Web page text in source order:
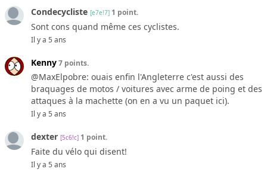
Condecycliste [e7e!7] 1 point.
Sont cons quand même ces cyclistes.
Il y a 5 ans
Kenny7 points.
@MaxElpobre: ouais enfin l'Angleterre c'est aussi des
braquages de motos / voitures avec arme de poing et des
attaques à la machette (on en a vu un paquet ici).
Il y a 5 ans
dexter [5c6!c] 1 point.
Faite du vélo qui disent!
Il y a 5 ans